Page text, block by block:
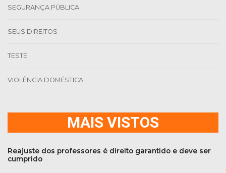
SEGURANÇA PÚBLICA
SEUS DIREITOS
TESTE
VIOLÊNCIA DOMÉSTICA
MAIS VISTOS
Reajuste dos professores é direito garantido e deve ser
cumprido